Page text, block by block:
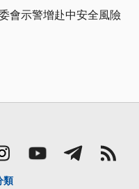
會示警增赴中安全風險
類